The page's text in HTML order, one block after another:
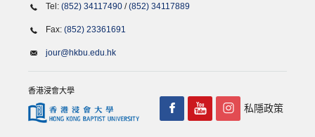
Tel: (852) 34117490 /(852) 34117889
Fax: (852) 23361691
jour@hkbu.edu.hk
香港浸會大學
私隱政策